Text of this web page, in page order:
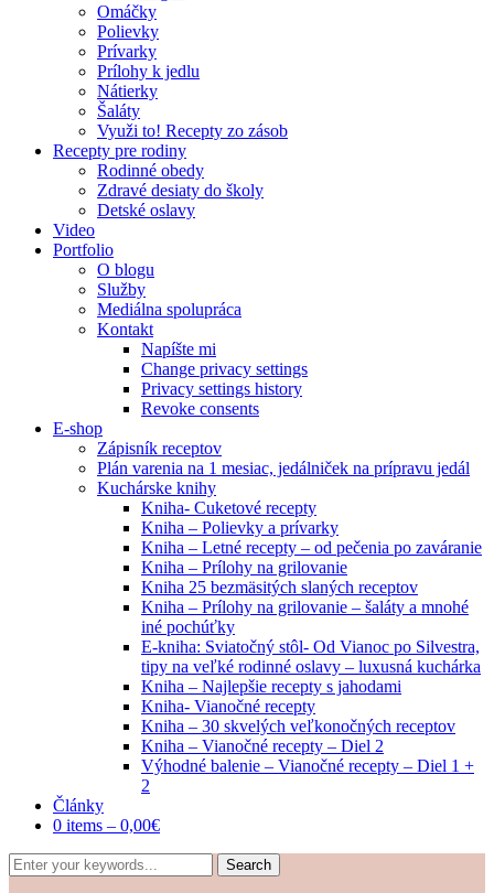
Omáčky
Polievky
Prívarky
Prílohy k jedlu
Nátierky
Šaláty
Využi to! Recepty zo zásob
Recepty pre rodiny
Rodinné obedy
Zdravé desiaty do školy
Detské oslavy
Video
Portfolio
O blogu
Služby
Mediálna spolupráca
Kontakt
Napíšte mi
Change privacy settings
Privacy settings history
Revoke consents
E-shop
Zápisník receptov
Plán varenia na 1 mesiac, jedálniček na prípravu jedál
Kuchárske knihy
Kniha- Cuketové recepty
Kniha – Polievky a prívarky
Kniha – Letné recepty – od pečenia po zaváranie
Kniha – Prílohy na grilovanie
Kniha 25 bezmäsitých slaných receptov
Kniha – Prílohy na grilovanie – šaláty a mnohé
iné pochúťky
E-kniha: Sviatočný stôl- Od Vianoc po Silvestra,
tipy na veľké rodinné oslavy – luxusná kuchárka
Kniha – Najlepšie recepty s jahodami
Kniha- Vianočné recepty
Kniha – 30 skvelých veľkonočných receptov
Kniha – Vianočné recepty – Diel 2
Výhodné balenie – Vianočné recepty – Diel 1 +
2
Články
0 items – 0,00€